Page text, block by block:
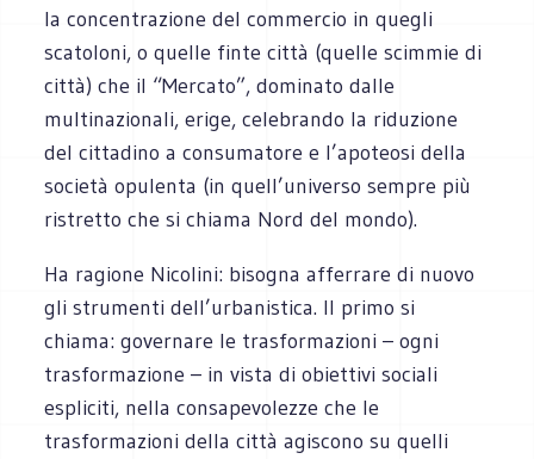
la concentrazione del commercio in quegli
scatoloni, o quelle finte città (quelle scimmie di
città) che il “Mercato”, dominato dalle
multinazionali, erige, celebrando la riduzione
del cittadino a consumatore e l’apoteosi della
società opulenta (in quell’universo sempre più
ristretto che si chiama Nord del mondo).
Ha ragione Nicolini: bisogna afferrare di nuovo
gli strumenti dell’urbanistica. Il primo si
chiama: governare le trasformazioni – ogni
trasformazione – in vista di obiettivi sociali
espliciti, nella consapevolezze che le
trasformazioni della città agiscono su quelli